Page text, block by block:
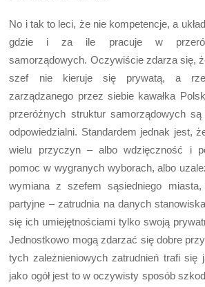
No i tak to leci, że nie kompetencje, a
gdzie i za ile pracuje w
samorządowych. Oczywiście zdarza się,
szef nie kieruje się prywatą, a
zarządzanego przez siebie kawałka
przeróżnych struktur samorządowych
odpowiedzialni. Standardem jednak jest,
wielu przyczyn – albo wdzięczność i
pomoc w wygranych wyborach, albo
wymiana z szefem sąsiedniego miasta,
partyjne – zatrudnia na danych
się ich umiejętnościami tylko swoją
Jednostkowo mogą zdarzać się dobre
tych zależnieniowych zatrudnień trafi się
jako ogół jest to w oczywisty sposób